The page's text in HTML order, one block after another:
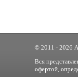
© 2011 - 2026
Вся
офертой,